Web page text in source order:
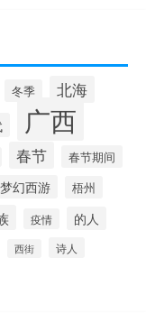
冬季 北海
广西
春节 春节期间
梦幻西游 梧州
疫情 的人
西街 诗人